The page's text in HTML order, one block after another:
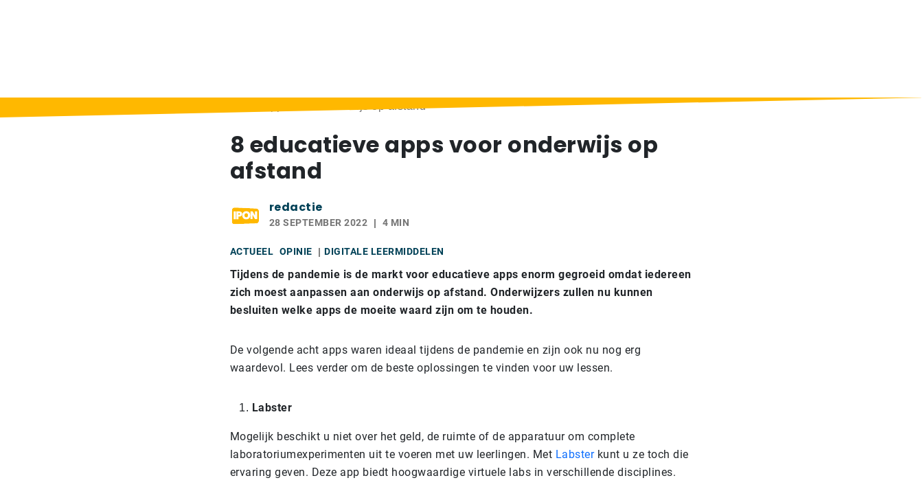
8 educatieve apps voor onderwijs op afstand
8 educatieve apps voor onderwijs op
afstand
redactie
28 SEPTEMBER 2022 4 MIN
ACTUEEL OPINIE DIGITALE LEERMIDDELEN
Tijdens de pandemie is de markt voor educatieve apps enorm gegroeid omdat iedereen
zich moest aanpassen aan onderwijs op afstand. Onderwijzers zullen nu kunnen
besluiten welke apps de moeite waard zijn om te houden.
De volgende acht apps waren ideaal tijdens de pandemie en zijn ook nu nog erg
waardevol. Lees verder om de beste oplossingen te vinden voor uw lessen.
Labster
Mogelijk beschikt u niet over het geld, de ruimte of de apparatuur om complete
laboratoriumexperimenten uit te voeren met uw leerlingen. Met Labster kunt u ze toch die
ervaring geven. Deze app biedt hoogwaardige virtuele labs in verschillende disciplines.